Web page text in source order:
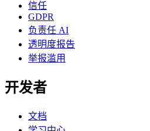
信任
GDPR
负责任 AI
透明度报告
举报滥用
开发者
文档